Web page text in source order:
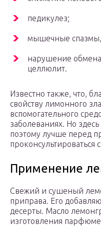
педикулез;
мышечные
нарушение
целлюлит.
Известно также, что,
свойству лимонного
вспомогательного
заболеваниях. Но
поэтому лучше перед
проконсультироваться
Применение
Свежий и сушеный
приправа. Его
десерты. Масло
изготовления